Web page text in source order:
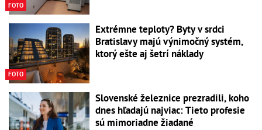
FOTO
FOTO
Extrémne teploty? Byty v srdci
Bratislavy majú výnimočný systém,
ktorý ešte aj šetrí náklady
Slovenské železnice prezradili, koho
dnes hľadajú najviac: Tieto profesie
sú mimoriadne žiadané